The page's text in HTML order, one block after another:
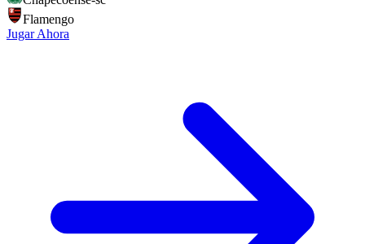
Flamengo
Jugar Ahora